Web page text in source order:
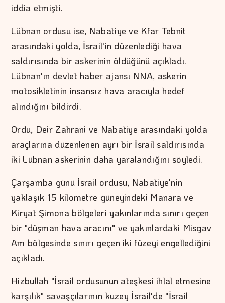
iddia etmişti.
Lübnan ordusu ise, Nabatiye ve Kfar Tebnit
arasındaki yolda, İsrail'in düzenlediği hava
saldırısında bir askerinin öldüğünü açıkladı.
Lübnan'ın devlet haber ajansı NNA, askerin
motosikletinin insansız hava aracıyla hedef
alındığını bildirdi.
Ordu, Deir Zahrani ve Nabatiye arasındaki yolda
araçlarına düzenlenen ayrı bir İsrail saldırısında
iki Lübnan askerinin daha yaralandığını söyledi.
Çarşamba günü İsrail ordusu, Nabatiye'nin
yaklaşık 15 kilometre güneyindeki Manara ve
Kiryat Şimona bölgeleri yakınlarında sınırı geçen
bir "düşman hava aracını" ve yakınlardaki Misgav
Am bölgesinde sınırı geçen iki füzeyi engellediğini
açıkladı.
Hizbullah "İsrail ordusunun ateşkesi ihlal etmesine
karşılık" savaşçılarının kuzey İsrail'de "İsrail